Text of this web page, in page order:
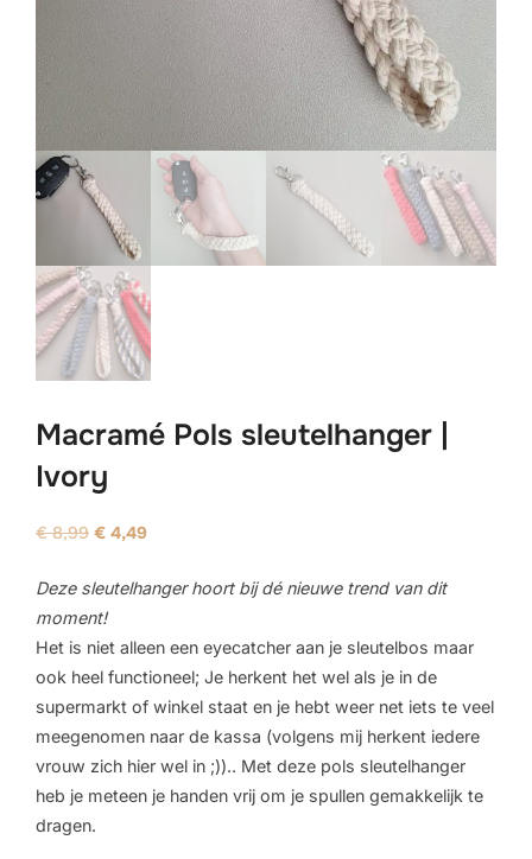
Macramé Pols sleutelhanger |
Ivory
€8,99 Oorspronkelijke
was:
€ 8,99.
€ 4,49Huidige
is:
Deze sleutelhanger hoort bij dé nieuwe trend van dit
moment!
Het is niet alleen een eyecatcher aan je sleutelbos maar
ook heel functioneel; Je herkent het wel als je in de
supermarkt of winkel staat en je hebt weer net iets te veel
meegenomen naar de kassa (volgens mij herkent iedere
vrouw zich hier wel in ;)).. Met deze pols sleutelhanger
heb je meteen je handen vrij om je spullen gemakkelijk te
dragen.